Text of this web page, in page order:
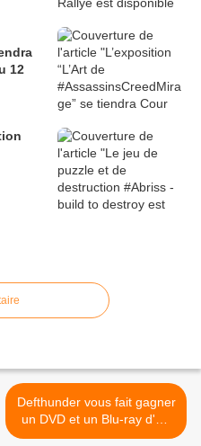
12
Defthunder vous fait gagner
un DVD et un Blu-ray d'Un
été magique >